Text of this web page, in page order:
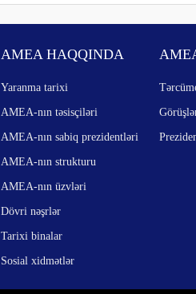
AMEA HAQQINDA
Yaranma tarixi
AMEA-nın təsisçiləri
AMEA-nın sabiq prezidentləri
AMEA-nın strukturu
AMEA-nın üzvləri
Dövri nəşrlər
Tarixi binalar
Sosial xidmətlər